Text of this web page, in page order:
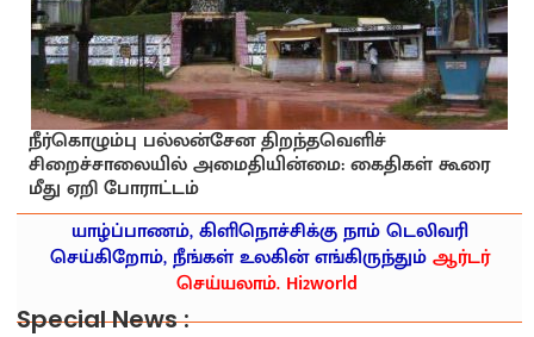
நீர்கொழும்பு பல்லன்சேன திறந்தவெளிச்
சிறைச்சாலையில் அமைதியின்மை: கைதிகள் கூரை
மீது ஏறி போராட்டம்
யாழ்ப்பாணம், கிளிநொச்சிக்கு நாம் டெலிவரி
செய்கிறோம், நீங்கள் உலகின் எங்கிருந்தும்ஆர்டர்
செய்யலாம். Hi2world
Special News :